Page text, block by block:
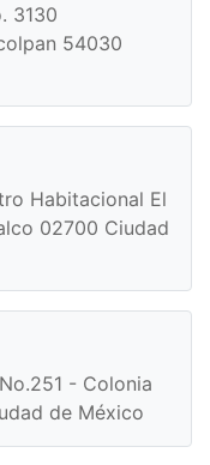
3130
54030
Habitacional El
02700 Ciudad
- Colonia
de México